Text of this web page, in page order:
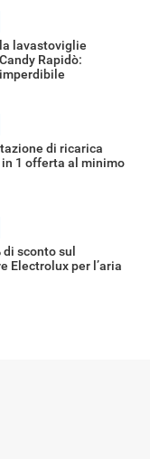
lavastoviglie
Rapidò:
di ricarica
1 offerta al minimo
di sconto sul
Electrolux per l’aria